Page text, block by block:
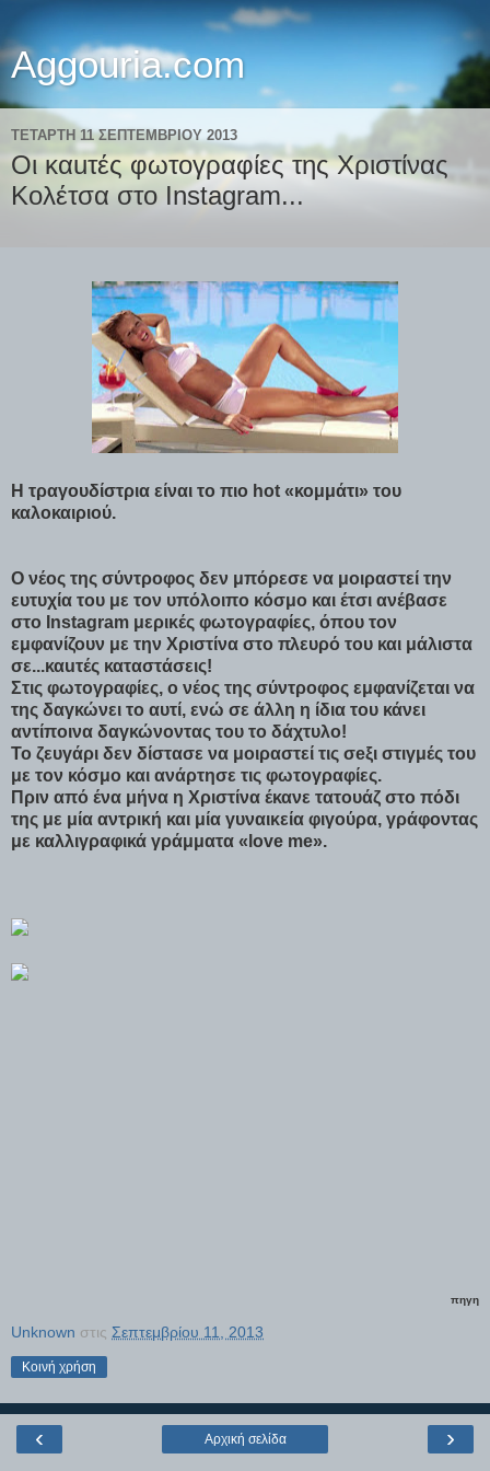
Aggouria.com
ΤΕΤΆΡΤΗ 11 ΣΕΠΤΕΜΒΡΊΟΥ 2013
Οι καuτές φωτογραφίες της Χριστίνας
Κολέτσα στο Instagram...
Η τραγουδίστρια είναι το πιο hοt «κομμάτι» του
καλοκαιριού.
Ο νέος της σύντροφος δεν μπόρεσε να μοιραστεί την
ευτυχία του με τον υπόλοιπο κόσμο και έτσι ανέβασε
στο Instagram μερικές φωτογραφίες, όπου τον
εμφανίζουν με την Χριστίνα στο πλευρό του και μάλιστα
σε...καuτές καταστάσεις!
Στις φωτογραφίες, ο νέος της σύντροφος εμφανίζεται να
της δαγκώνει το αυτί, ενώ σε άλλη η ίδια του κάνει
αντίποινα δαγκώνοντας του το δάχτυλο!
Το ζευγάρι δεν δίστασε να μοιραστεί τις σeξι στιγμές του
με τον κόσμο και ανάρτησε τις φωτογραφίες.
Πριν από ένα μήνα η Χριστίνα έκανε τατουάζ στο πόδι
της με μία αντρική και μία γυναικεία φιγούρα, γράφοντας
με καλλιγραφικά γράμματα «love me».
πηγη
Unknown στις Σεπτεμβρίου 11, 2013
Κοινή χρήση
‹ ›
Αρχική σελίδα